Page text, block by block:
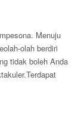
Menuju
olah berdiri
tidak boleh Anda